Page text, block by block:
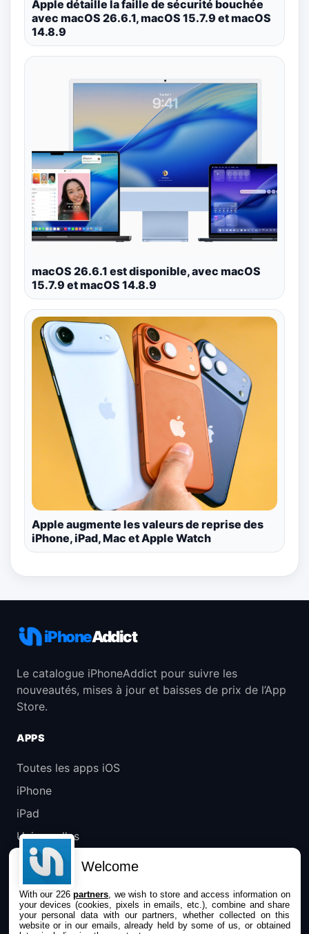
Apple détaille la faille de sécurité bouchée
avec macOS 26.6.1, macOS 15.7.9 et macOS
14.8.9
macOS 26.6.1 est disponible, avec macOS
15.7.9 et macOS 14.8.9
Apple augmente les valeurs de reprise des
iPhone, iPad, Mac et Apple Watch
iPhoneAddict
Le catalogue iPhoneAddict pour suivre les
nouveautés, mises à jour et baisses de prix de l’App
Store.
APPS
Toutes les apps iOS
iPhone
iPad
Universelles
Mac
Apple TV
IPHONEADDICT
Welcome
With our 226partners , we wish to store and access information on
your devices (cookies, pixels in emails, etc.), combine and share
your personal data with our partners, whether collected on this
website or in our emails, already held by some of us, or obtained